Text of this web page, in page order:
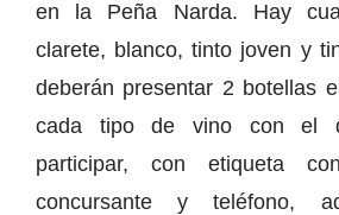
en la Peña Narda. Hay
clarete, blanco, tinto joven y
deberán presentar 2 botellas
cada tipo de vino con el
participar, con etiqueta
concursante y teléfono,